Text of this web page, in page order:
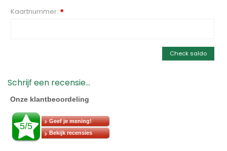
Kaartnummer: *
Check saldo
Schrijf een recensie...